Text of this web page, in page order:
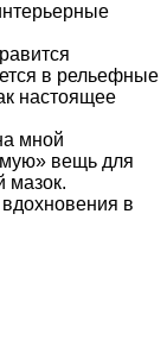
в рельефные
настоящее
мной
вещь для
мазок.
в